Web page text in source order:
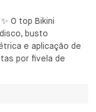
O top Bikini
busto
e aplicação de
por fivela de